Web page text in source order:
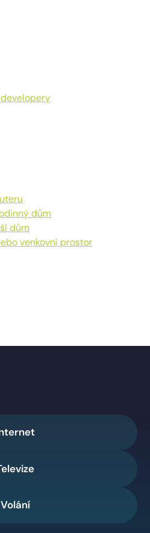
dům
dům
venkovní prostor
Volání